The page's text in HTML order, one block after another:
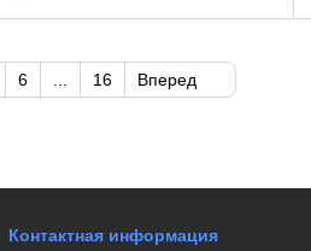
6 ... 16 Вперед
Контактная информация